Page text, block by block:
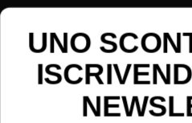
Instagram
Youtube
UNO